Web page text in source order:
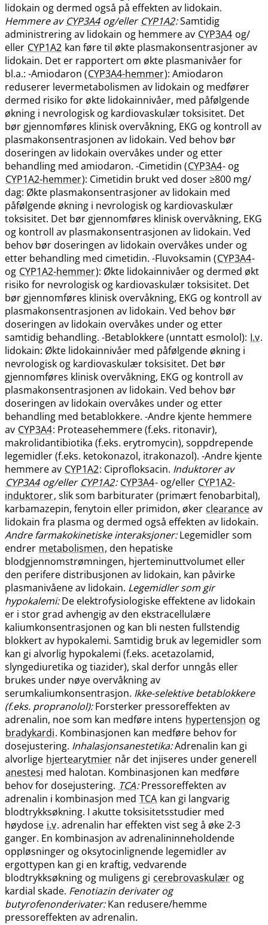
lidokain og dermed også på effekten av lidokain.
Hemmere av CYP3A4 og​/​eller CYP1A2:Samtidig
administrering av lidokain og hemmere av CYP3A4 og​/​
eller CYP1A2 kan føre til økte plasmakonsentrasjoner av
lidokain. Det er rapportert om økte plasmanivåer for
bl.a.: -Amiodaron (CYP3A4-hemmer): Amiodaron
reduserer levermetabolismen av lidokain og medfører
dermed risiko for økte lidokainnivåer, med påfølgende
økning i nevrologisk og kardiovaskulær toksisitet. Det
bør gjennomføres klinisk overvåkning, EKG og kontroll av
plasmakonsentrasjonen av lidokain. Ved behov bør
doseringen av lidokain overvåkes under og etter
behandling med amiodaron. -Cimetidin (CYP3A4- og
CYP1A2-hemmer): Cimetidin brukt ved doser ≥800 mg​/​
dag: Økte plasmakonsentrasjoner av lidokain med
påfølgende økning i nevrologisk og kardiovaskulær
toksisitet. Det bør gjennomføres klinisk overvåkning, EKG
og kontroll av plasmakonsentrasjonen av lidokain. Ved
behov bør doseringen av lidokain overvåkes under og
etter behandling med cimetidin. -Fluvoksamin (CYP3A4-
og CYP1A2-hemmer): Økte lidokainnivåer og dermed økt
risiko for nevrologisk og kardiovaskulær toksisitet. Det
bør gjennomføres klinisk overvåkning, EKG og kontroll av
plasmakonsentrasjonen av lidokain. Ved behov bør
doseringen av lidokain overvåkes under og etter
samtidig behandling. -Betablokkere (unntatt esmolol): I.v.
lidokain: Økte lidokainnivåer med påfølgende økning i
nevrologisk og kardiovaskulær toksisitet. Det bør
gjennomføres klinisk overvåkning, EKG og kontroll av
plasmakonsentrasjonen av lidokain. Ved behov bør
doseringen av lidokain overvåkes under og etter
behandling med betablokkere. -Andre kjente hemmere
av CYP3A4: Proteasehemmere (f.eks. ritonavir),
makrolidantibiotika (f.eks. erytromycin), soppdrepende
legemidler (f.eks. ketokonazol, itrakonazol). -Andre kjente
hemmere av CYP1A2: Ciprofloksacin. Induktorer av
CYP3A4 og​/​eller CYP1A2: CYP3A4- og​/​eller CYP1A2-
induktorer, slik som barbiturater (primært fenobarbital),
karbamazepin, fenytoin eller primidon, øker clearance av
lidokain fra plasma og dermed også effekten av lidokain.
Andre farmakokinetiske interaksjoner:Legemidler som
endrer metabolismen, den hepatiske
blodgjennomstrømningen, hjerteminuttvolumet eller
den perifere distribusjonen av lidokain, kan påvirke
plasmanivåene av lidokain. Legemidler som gir
hypokalemi:De elektrofysiologiske effektene av lidokain
er i stor grad avhengig av den ekstracellulære
kaliumkonsentrasjonen og kan bli nesten fullstendig
blokkert av hypokalemi. Samtidig bruk av legemidler som
kan gi alvorlig hypokalemi (f.eks. acetazolamid,
slyngediuretika og tiazider), skal derfor unngås eller
brukes under nøye overvåkning av
serumkaliumkonsentrasjon. Ikke-selektive betablokkere
(f.eks. propranolol):Forsterker pressoreffekten av
adrenalin, noe som kan medføre intens hypertensjon og
bradykardi. Kombinasjonen kan medføre behov for
dosejustering. Inhalasjonsanestetika:Adrenalin kan gi
alvorlige hjertearytmier når det injiseres under generell
anestesi med halotan. Kombinasjonen kan medføre
behov for dosejustering. TCA:Pressoreffekten av
adrenalin i kombinasjon med TCA kan gi langvarig
blodtrykksøkning. I akutte toksisitetsstudier med
høydose i.v. adrenalin har effekten vist seg å øke 2-3
ganger. En kombinasjon av adrenalininneholdende
oppløsninger og oksytocinlignende legemidler av
ergottypen kan gi en kraftig, vedvarende
blodtrykksøkning og muligens gi cerebrovaskulær og
kardial skade. Fenotiazin derivater og
butyrofenonderivater:Kan redusere​/​hemme
pressoreffekten av adrenalin.